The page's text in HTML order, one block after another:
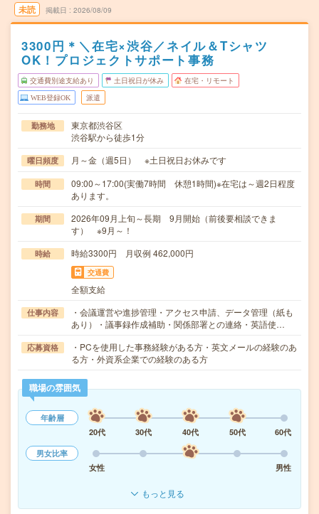
未読 掲載日 2026/08/09
3300円＊＼在宅×渋谷／ネイル＆Tシャツ
OK！プロジェクトサポート事務
交通費別途支給あり 土日祝日が休み 在宅・リモート
WEB登録OK 派遣
勤務地
東京都渋谷区
渋谷駅から徒歩1分
曜日頻度 月～金（週5日） ※土日祝日お休みです
時間
09:00～17:00(実働7時間 休憩1時間)※在宅は～週2日程度
あります。
期間
2026年09月上旬～長期 9月開始（前後要相談できま
す） ※9月～！
時給 時給3300円 月収例 462,000円
交通費
全額支給
仕事内容
・会議運営や進捗管理・アクセス申請、データ管理（紙も
あり）・議事録作成補助・関係部署との連絡・英語使…
応募資格
・PCを使用した事務経験がある方・英文メールの経験のあ
る方・外資系企業での経験のある方
職場の雰囲気
年齢層
20代
30代 40代 50代
60代
男女比率
女性
男性
もっと見る